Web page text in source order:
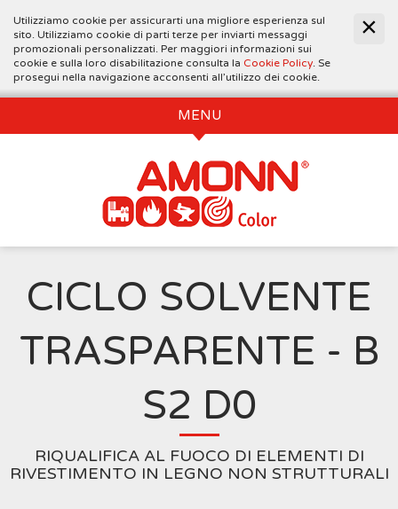
Utilizziamo cookie per assicurarti una migliore esperienza sul
sito. Utilizziamo cookie di parti terze per inviarti messaggi
promozionali personalizzati. Per maggiori informazioni sui
cookie e sulla loro disabilitazione consulta la Cookie Policy. Se
prosegui nella navigazione acconsenti all’utilizzo dei cookie.
MENU
CICLO SOLVENTE
TRASPARENTE - B
S2 D0
RIQUALIFICA AL FUOCO DI ELEMENTI DI
RIVESTIMENTO IN LEGNO NON STRUTTURALI